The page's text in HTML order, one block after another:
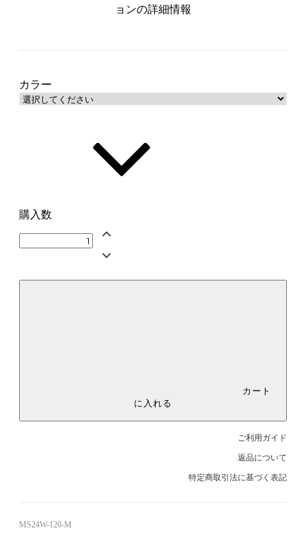
ョンの詳細情報
カラー
購入数
に入れる
ご利用ガイド
返品について
特定商取引法に基づく表記
MS24W-120-M